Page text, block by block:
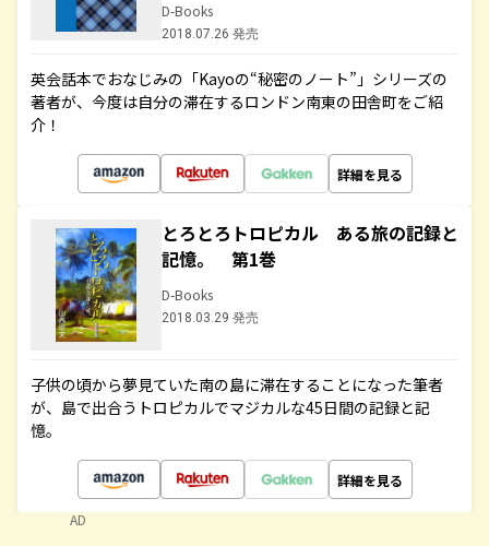
D-Books
2018.07.26 発売
英会話本でおなじみの「Kayoの“秘密のノート”」シリーズの
著者が、今度は自分の滞在するロンドン南東の田舎町をご紹
介！
詳細を見る
とろとろトロピカル ある旅の記録と
記憶。 第1巻
D-Books
2018.03.29 発売
子供の頃から夢見ていた南の島に滞在することになった筆者
が、島で出合うトロピカルでマジカルな45日間の記録と記
憶。
詳細を見る
AD